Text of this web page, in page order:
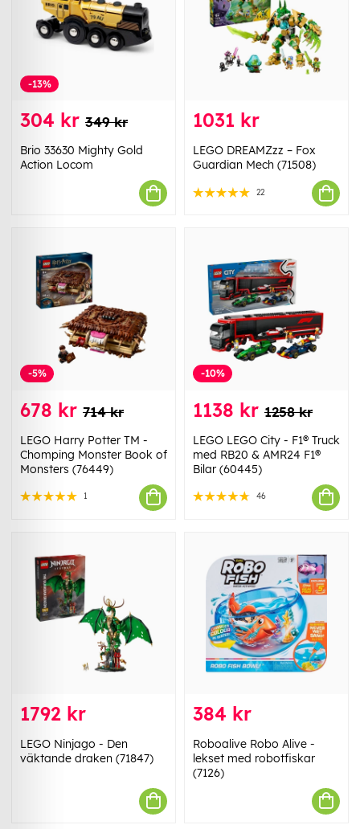
-13%
304 kr 349 kr
Brio 33630 Mighty Gold
Action Locom
1031 kr
LEGO DREAMZzz – Fox
Guardian Mech (71508)
22
-5%
678 kr 714 kr
LEGO Harry Potter TM -
Chomping Monster Book of
Monsters (76449)
1
-10%
1138 kr 1258 kr
LEGO LEGO City - F1® Truck
med RB20 & AMR24 F1®
Bilar (60445)
46
1792 kr
LEGO Ninjago - Den
väktande draken (71847)
384 kr
Roboalive Robo Alive -
lekset med robotfiskar
(7126)